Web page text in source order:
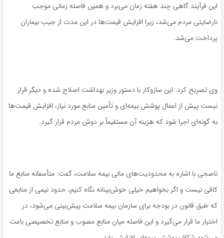
این فرآیند گاهی چند هفته زمان می‌برد و همین فاصله زمانی موجب
نارضایتی مردم می‌شد، زیرا افزایش قیمت‌ها در این مدت از جیب بیماران
پرداخت می‌شد.
وی تصریح کرد: این سازوکار با دستور وزیر بهداشت اصلاح شده و دیگر قرار
نیست پیش از اعمال پوشش بیمه‌ای و تأمین منابع مورد نیاز، افزایش قیمت‌ها
به گونه‌ای اجرا شود که هزینه آن مستقیماً بر دوش مردم قرار گیرد.
ناصحی با اشاره به محدودیت‌های مالی بیمه سلامت، گفت: متأسفانه منابع ما
کافی نیست و اگر بخواهیم خیلی خوش‌بینانه نگاه کنیم، حدود نیمی از منابعی
که طبق قانون در بودجه برای سازمان بیمه سلامت پیش‌بینی می‌شود، در
اختیار ما قرار می‌گیرد و این فاصله میان منابع مصوب و منابع تخصیصی باعث